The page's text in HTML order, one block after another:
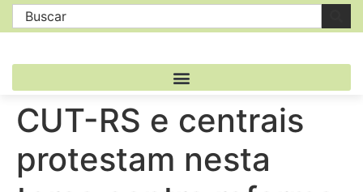
CUT-RS e centrais
protestam nesta